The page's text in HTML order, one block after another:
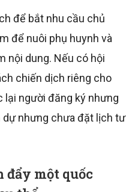
để bắt nhu cầu chủ
để nuôi phụ huynh và
nội dung. Nếu có hội
chiến dịch riêng cho
lại người đăng ký nhưng
nhưng chưa đặt lịch tư
đẩy một quốc